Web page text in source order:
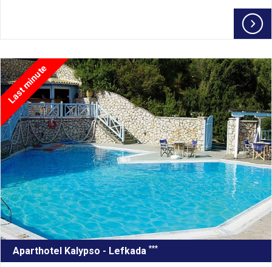
Last minute
Aparthotel Kalypso - Lefkada ***